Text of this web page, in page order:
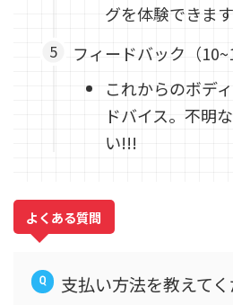
グを体験できます
フィードバック（
これからのボデ
ドバイス。不明
い!!!
よくある質問
支払い方法を教えてく